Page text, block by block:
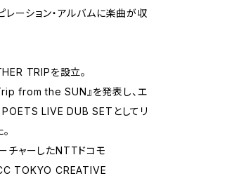
ーション・アルバムに楽曲が収
TRIPを設立。
from the SUN』を発表し、エ
LIVE DUB SETとしてリ
チャーしたNTTドコモ
TOKYO CREATIVE